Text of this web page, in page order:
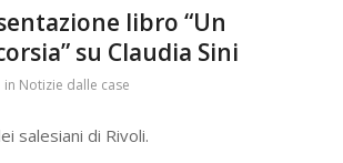
libro “Un
su Claudia Sini
in Notizie dalle case
salesiani di Rivoli.